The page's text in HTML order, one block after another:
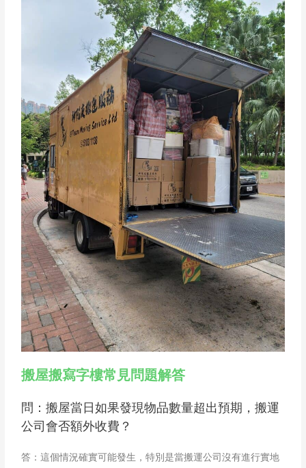
搬屋搬寫字樓常見問題解答
問：搬屋當日如果發現物品數量超出預期，搬運
公司會否額外收費？
答：這個情況確實可能發生，特別是當搬運公司沒有進行實地